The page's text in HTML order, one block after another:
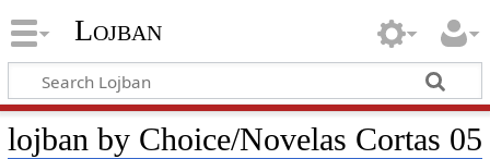
Lojban
lojban by Choice/Novelas Cortas 05